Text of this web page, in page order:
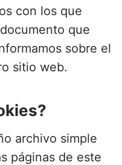
con los que
que
sobre el
sitio web.
archivo simple
páginas de este